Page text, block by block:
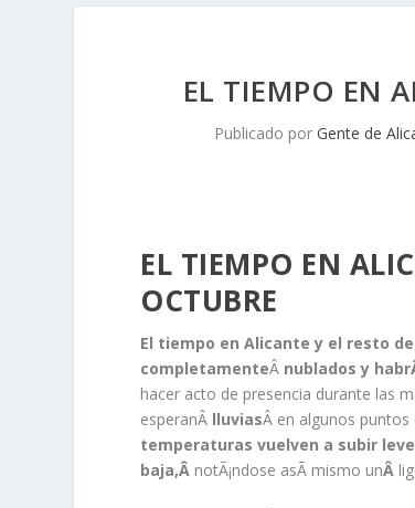
EL TIEMPO EN
Publicado por Gente de
EL TIEMPO EN
OCTUBRE
El tiempo en Alicante y el resto
completamenteÂ nublados y
hacer acto de presencia durante las
esperanÂ lluviasÂ en algunos
temperaturas vuelven a subir
baja,Â notÃ¡ndose asÃ­ mismo unÂ